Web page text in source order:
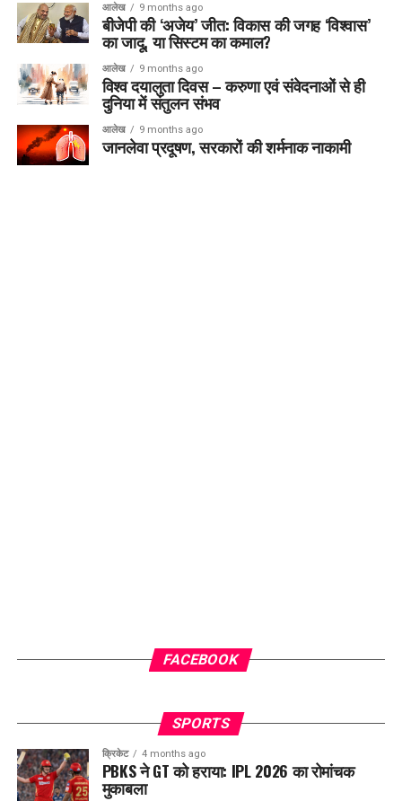
आलेख 9 months ago
बीजेपी की ‘अजेय’ जीत: विकास की जगह ‘विश्वास’
का जादू, या सिस्टम का कमाल?
आलेख 9 months ago
विश्व दयालुता दिवस – करुणा एवं संवेदनाओं से ही
दुनिया में संतुलन संभव
आलेख 9 months ago
जानलेवा प्रदूषण, सरकारों की शर्मनाक नाकामी
FACEBOOK
SPORTS
क्रिकेट 4 months ago
PBKS ने GT को हराया: IPL 2026 का रोमांचक
मुकाबला